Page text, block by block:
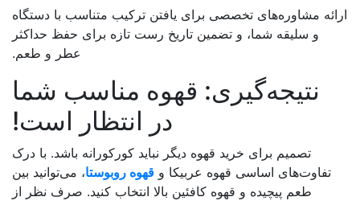
مشاوره‌های تخصصی برای یافتن ترکیب متناسب با دستگاه
و سلیقه شما، و تضمین تاریخ رست تازه برای حفظ حداکثر
عطر و طعم.
نتیجه‌گیری: قهوه مناسب شما
در انتظار است!
تصمیم برای خرید قهوه دیگر نباید کورکورانه باشد. با درک
اساسی قهوه عربیکا وقهوه روبوستا ، می‌توانید بین
طعم پیچیده و قهوه کافئین بالا انتخاب کنید. صرف نظر از